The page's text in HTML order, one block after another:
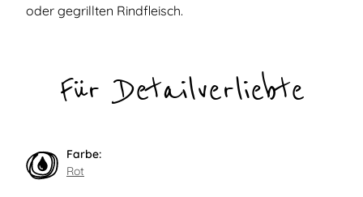
oder gegrillten Rindfleisch.
Für Detailverliebte
Farbe:
Rot